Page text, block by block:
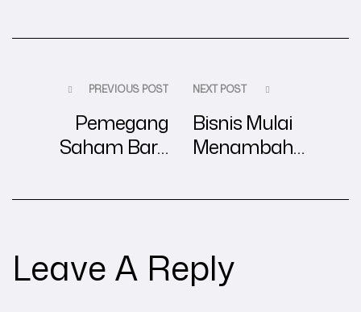
PREVIOUS POST
Pemegang
Saham Baru
Perusahaan,
NEXT POST
Bisnis Mulai
Menambah
Sampai KBLI dan
Leave A Reply